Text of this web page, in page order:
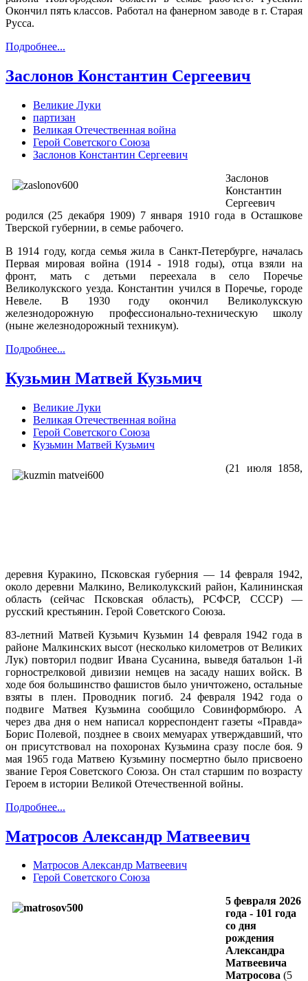
Окончил пять классов. Работал на фанерном заводе в г. Старая
Русса.
Подробнее...
Заслонов Константин Сергеевич
Великие Луки
партизан
Великая Отечественная война
Герой Советского Союза
Заслонов Константин Сергеевич
Заслонов
Константин
Сергеевич
родился (25 декабря 1909) 7 января 1910 года в Осташкове
Тверской губернии, в семье рабочего.
В 1914 году, когда семья жила в Санкт-Петербурге, началась
Первая мировая война (1914 - 1918 годы), отца взяли на
фронт, мать с детьми переехала в село Поречье
Великолукского уезда. Константин учился в Поречье, городе
Невеле. В 1930 году окончил Великолукскую
железнодорожную профессионально-техническую школу
(ныне железнодорожный техникум).
Подробнее...
Кузьмин Матвей Кузьмич
Великие Луки
Великая Отечественная война
Герой Советского Союза
Кузьмин Матвей Кузьмич
(21 июля 1858,
деревня Куракино, Псковская губерния — 14 февраля 1942,
около деревни Малкино, Великолукский район, Калининская
область (сейчас Псковская область), РСФСР, СССР) —
русский крестьянин. Герой Советского Союза.
83-летний Матвей Кузьмич Кузьмин 14 февраля 1942 года в
районе Малкинских высот (несколько километров от Великих
Лук) повторил подвиг Ивана Сусанина, выведя батальон 1-й
горнострелковой дивизии немцев на засаду наших войск. В
ходе боя большинство фашистов было уничтожено, остальные
взяты в плен. Проводник погиб. 24 февраля 1942 года о
подвиге Матвея Кузьмина сообщило Совинформбюро. А
через два дня о нем написал корреспондент газеты «Правда»
Борис Полевой, позднее в своих мемуарах утверждавший, что
он присутствовал на похоронах Кузьмина сразу после боя. 9
мая 1965 года Матвею Кузьмину посмертно было присвоено
звание Героя Советского Союза. Он стал старшим по возрасту
Героем в истории Великой Отечественной войны.
Подробнее...
Матросов Александр Матвеевич
Матросов Александр Матвеевич
Герой Советского Союза
5 февраля 2026
года - 101 года
со дня
рождения
Александра
Матвеевича
Матросова (5